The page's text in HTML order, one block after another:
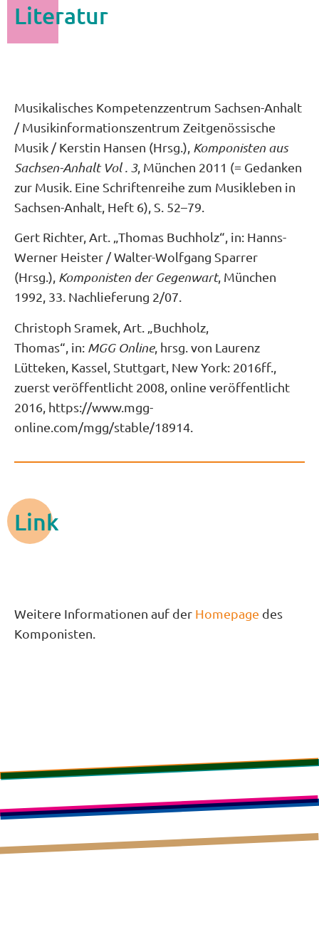
Literatur
Musikalisches Kompetenzzentrum Sachsen-Anhalt
/ Musikinformationszentrum Zeitgenössische
Musik / Kerstin Hansen (Hrsg.), Komponisten aus
Sachsen-Anhalt Vol . 3, München 2011 (= Gedanken
zur Musik. Eine Schriftenreihe zum Musikleben in
Sachsen-Anhalt, Heft 6), S. 52–79.
Gert Richter, Art. „Thomas Buchholz“, in: Hanns-
Werner Heister / Walter-Wolfgang Sparrer
(Hrsg.), Komponisten der Gegenwart, München
1992, 33. Nachlieferung 2/07.
Christoph Sramek, Art. „Buchholz,
Thomas“, in: MGG Online, hrsg. von Laurenz
Lütteken, Kassel, Stuttgart, New York: 2016ff.,
zuerst veröffentlicht 2008, online veröffentlicht
2016, https://www.mgg-
online.com/mgg/stable/18914.
Link
Weitere Informationen auf der Homepage des
Komponisten.